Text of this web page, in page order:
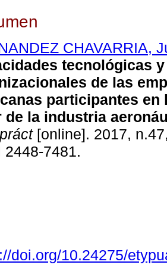
CHAVARRIA,
tecnológicas y
de las
participantes en
de la industria
[online]. 2017,
2448-7481.
doi.org/10.24275/